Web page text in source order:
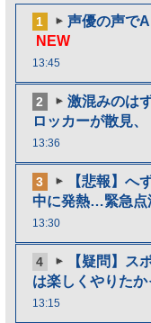
1
声優の声で
NEW
13:45
2
激混みのは
ロッカーが散見、
13:36
3
【悲報】へ
中に発熱…緊急点
13:30
4
【疑問】ス
は楽しくやりたか
13:15